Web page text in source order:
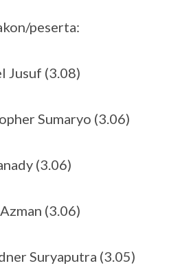
peserta:
(3.08)
Sumaryo (3.06)
(3.06)
(3.06)
Suryaputra (3.05)